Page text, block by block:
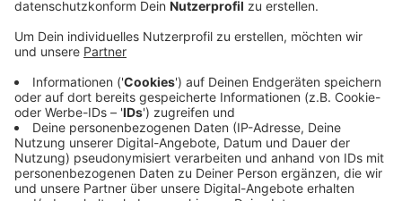
Die Freilichtbühne Billerbeck hat sich jetzt eine
Alternative überlegt und veröffentlicht heute ihren
ersten Podcast. Darin spricht das Team zum Beispiel
mit Ehrenamtlichen unter dem Motto "Bühne frei". Was
das Ziel des Ganzen ist, erklärt Lara Peters vom
Podcast-Team: "Wir möchten mit unserem Podcast
über die vielen verschiedenen und spannenden